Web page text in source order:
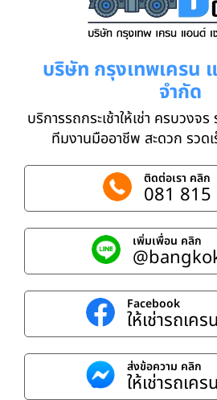
บริษัท กรุงเทพเครน
จำกัด
บริการรถกระเช้าให้เช่า ครบวงจ
ทีมงานมืออาชีพ สะดวก รวด
ติดต่อเรา คลิก
081 815
เพิ่มเพื่อน คลิก
Facebook
ให้เช่ารถเค
ส่งข้อความ คลิก
ให้เช่ารถเค